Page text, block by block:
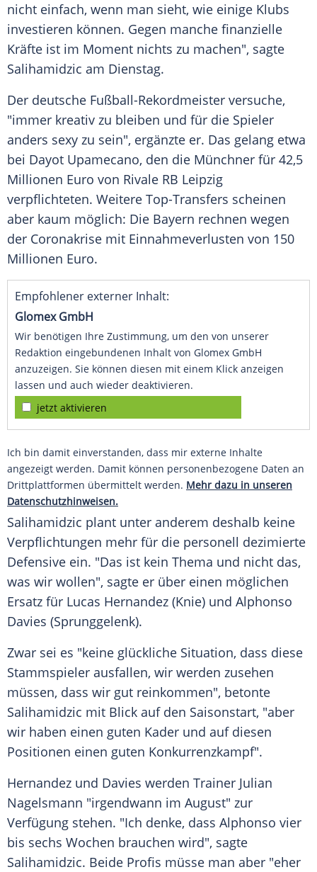
nicht einfach, wenn man sieht, wie einige Klubs
investieren können. Gegen manche finanzielle
Kräfte ist im Moment nichts zu machen", sagte
Salihamidzic am Dienstag.
Der deutsche Fußball-Rekordmeister versuche,
"immer kreativ zu bleiben und für die Spieler
anders sexy zu sein", ergänzte er. Das gelang etwa
bei Dayot Upamecano, den die Münchner für 42,5
Millionen Euro von Rivale RB Leipzig
verpflichteten. Weitere Top-Transfers scheinen
aber kaum möglich: Die Bayern rechnen wegen
der Coronakrise mit Einnahmeverlusten von 150
Millionen Euro.
Empfohlener externer Inhalt:
Glomex GmbH
Wir benötigen Ihre Zustimmung, um den von unserer
Redaktion eingebundenen Inhalt von Glomex GmbH
anzuzeigen. Sie können diesen mit einem Klick anzeigen
lassen und auch wieder deaktivieren.
jetzt aktivieren
Ich bin damit einverstanden, dass mir externe Inhalte
angezeigt werden. Damit können personenbezogene Daten an
Drittplattformen übermittelt werden. Mehr dazu in unseren
Datenschutzhinweisen.
Salihamidzic plant unter anderem deshalb keine
Verpflichtungen mehr für die personell dezimierte
Defensive ein. "Das ist kein Thema und nicht das,
was wir wollen", sagte er über einen möglichen
Ersatz für Lucas Hernandez (Knie) und Alphonso
Davies (Sprunggelenk).
Zwar sei es "keine glückliche Situation, dass diese
Stammspieler ausfallen, wir werden zusehen
müssen, dass wir gut reinkommen", betonte
Salihamidzic mit Blick auf den Saisonstart, "aber
wir haben einen guten Kader und auf diesen
Positionen einen guten Konkurrenzkampf".
Hernandez und Davies werden Trainer Julian
Nagelsmann "irgendwann im August" zur
Verfügung stehen. "Ich denke, dass Alphonso vier
bis sechs Wochen brauchen wird", sagte
Salihamidzic. Beide Profis müsse man aber "eher